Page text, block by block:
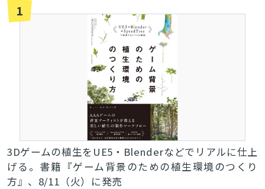
1
3Dゲームの植生をUE5・Blenderなどでリアルに仕上
げる。書籍『ゲーム背景のための植生環境のつくり
方』、8/11（火）に発売